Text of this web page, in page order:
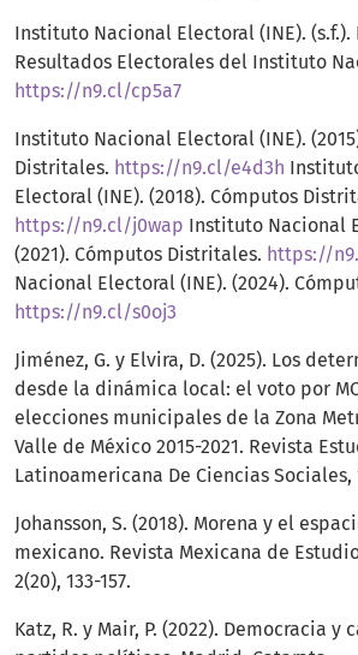
Instituto Nacional Electoral (INE).
Resultados Electorales del Instituto
https://n9.cl/cp5a7
Instituto Nacional Electoral (INE).
Distritales. https://n9.cl/e4d3h
Electoral (INE). (2018). Cómputos
https://n9.cl/j0wap Instituto Nacional
(2021). Cómputos Distritales. https://
Nacional Electoral (INE). (2024).
https://n9.cl/s0oj3
Jiménez, G. y Elvira, D. (2025). Los
desde la dinámica local: el voto por
elecciones municipales de la Zona
Valle de México 2015-2021. Revista
Latinoamericana De Ciencias Sociales,
Johansson, S. (2018). Morena y el
mexicano. Revista Mexicana de
2(20), 133-157.
Katz, R. y Mair, P. (2022). Democracia